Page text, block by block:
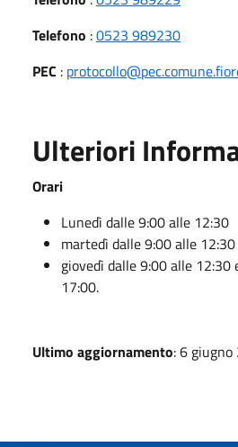
Telefono :0523 989230
PEC :
Ulteriori
Orari
Lunedì dalle 9:00 alle 12:30
martedì dalle 9:00 alle 12:30
giovedì dalle 9:00 alle 12:30
17:00.
Ultimo aggiornamento: 6